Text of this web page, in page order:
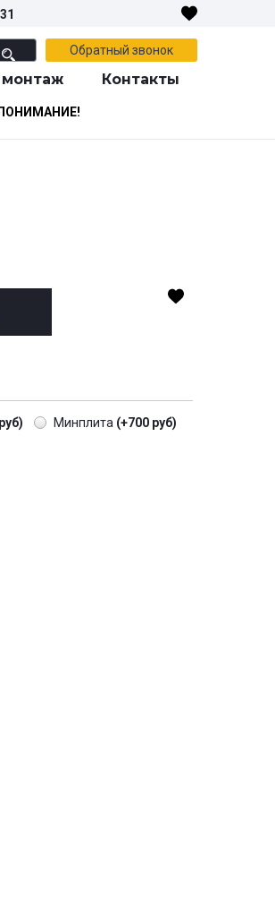
Обратный звонок
монтаж Контакты
Минплита (+700 руб)